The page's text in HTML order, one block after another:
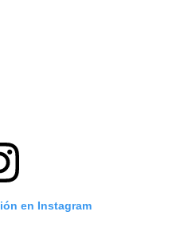
en Instagram